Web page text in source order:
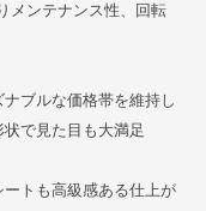
メンテナンス性、回転
ブルな価格帯を維持し
で見た目も大満足
トも高級感ある仕上が